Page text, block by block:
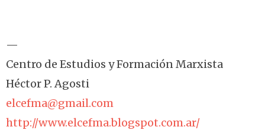
—
Centro de Estudios y Formación Marxista
Héctor P. Agosti
elcefma@gmail.com
http://www.elcefma.blogspot.com.ar/